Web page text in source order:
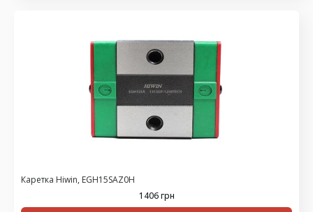
Каретка Hiwin, EGH15SAZ0H
1406 грн